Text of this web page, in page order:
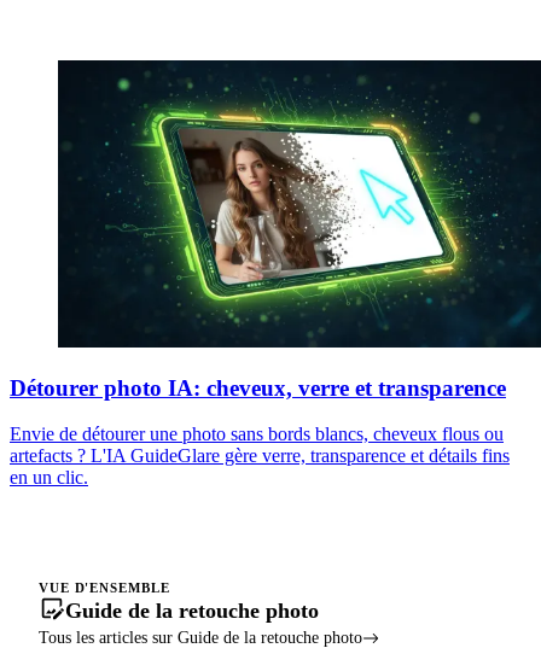
Détourer photo IA: cheveux, verre et transparence
Envie de détourer une photo sans bords blancs, cheveux flous ou
artefacts ? L'IA GuideGlare gère verre, transparence et détails fins
en un clic.
VUE D'ENSEMBLE
Guide de la retouche photo
Tous les articles sur Guide de la retouche photo